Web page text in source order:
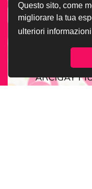
Questo sito, come
migliorare la tua
ulteriori
CERCA LA
ARCIGAY